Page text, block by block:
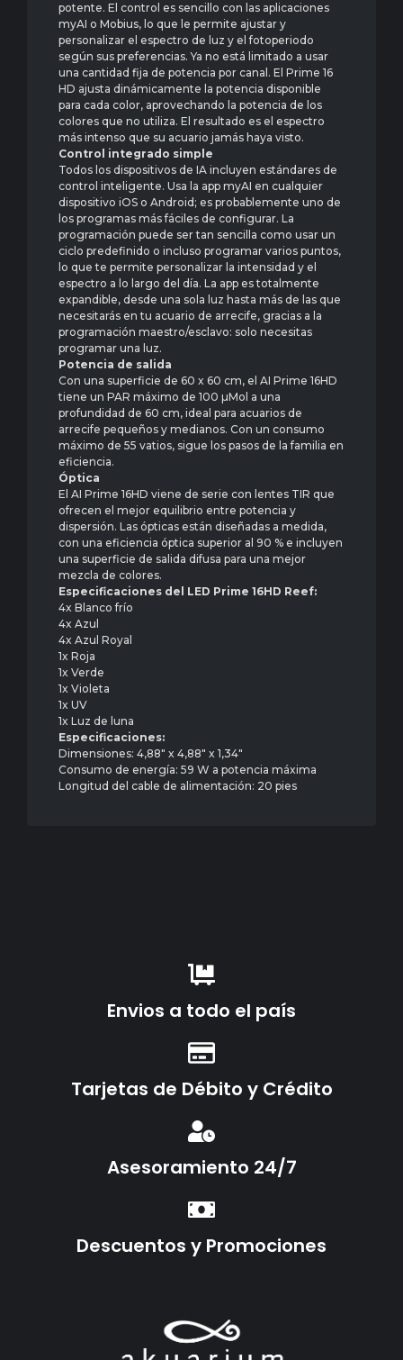
potente. El control es sencillo con las aplicaciones
myAI o Mobius, lo que le permite ajustar y
personalizar el espectro de luz y el fotoperiodo
según sus preferencias. Ya no está limitado a usar
una cantidad fija de potencia por canal. El Prime 16
HD ajusta dinámicamente la potencia disponible
para cada color, aprovechando la potencia de los
colores que no utiliza. El resultado es el espectro
más intenso que su acuario jamás haya visto.
Control integrado simple
Todos los dispositivos de IA incluyen estándares de
control inteligente. Usa la app myAI en cualquier
dispositivo iOS o Android; es probablemente uno de
los programas más fáciles de configurar. La
programación puede ser tan sencilla como usar un
ciclo predefinido o incluso programar varios puntos,
lo que te permite personalizar la intensidad y el
espectro a lo largo del día. La app es totalmente
expandible, desde una sola luz hasta más de las que
necesitarás en tu acuario de arrecife, gracias a la
programación maestro/esclavo: solo necesitas
programar una luz.
Potencia de salida
Con una superficie de 60 x 60 cm, el AI Prime 16HD
tiene un PAR máximo de 100 µMol a una
profundidad de 60 cm, ideal para acuarios de
arrecife pequeños y medianos. Con un consumo
máximo de 55 vatios, sigue los pasos de la familia en
eficiencia.
Óptica
El AI Prime 16HD viene de serie con lentes TIR que
ofrecen el mejor equilibrio entre potencia y
dispersión. Las ópticas están diseñadas a medida,
con una eficiencia óptica superior al 90 % e incluyen
una superficie de salida difusa para una mejor
mezcla de colores.
Especificaciones del LED Prime 16HD Reef:
4x Blanco frío
4x Azul
4x Azul Royal
1x Roja
1x Verde
1x Violeta
1x UV
1x Luz de luna
Especificaciones:
Dimensiones: 4,88″ x 4,88″ x 1,34″
Consumo de energía: 59 W a potencia máxima
Longitud del cable de alimentación: 20 pies
Envios a todo el país
Tarjetas de Débito y Crédito
Asesoramiento 24/7
Descuentos y Promociones